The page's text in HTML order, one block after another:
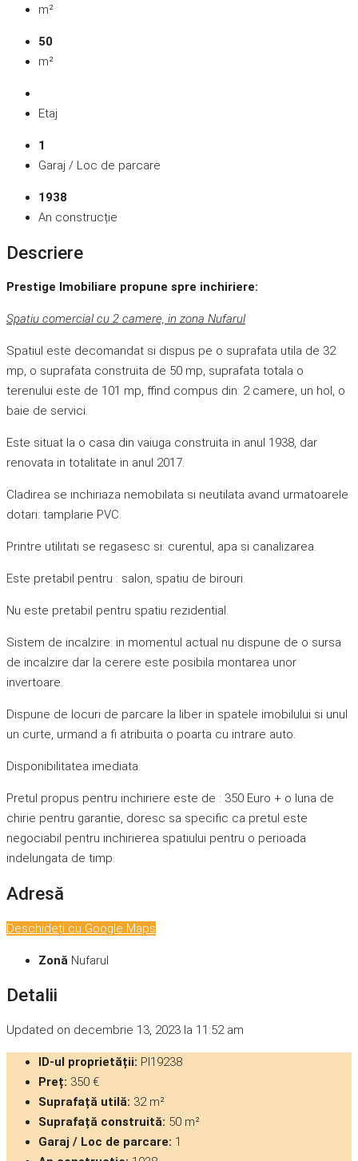
m²
50
m²
Etaj
1
Garaj / Loc de parcare
1938
An construcție
Descriere
Prestige Imobiliare propune spre inchiriere:
Spatiu comercial cu 2 camere, in zona Nufarul
Spatiul este decomandat si dispus pe o suprafata utila de 32
mp, o suprafata construita de 50 mp, suprafata totala o
terenului este de 101 mp, ffind compus din: 2 camere, un hol, o
baie de servici.
Este situat la o casa din vaiuga construita in anul 1938, dar
renovata in totalitate in anul 2017.
Cladirea se inchiriaza nemobilata si neutilata avand urmatoarele
dotari: tamplarie PVC.
Printre utilitati se regasesc si: curentul, apa si canalizarea.
Este pretabil pentru : salon, spatiu de birouri.
Nu este pretabil pentru spatiu rezidential.
Sistem de incalzire: in momentul actual nu dispune de o sursa
de incalzire dar la cerere este posibila montarea unor
invertoare.
Dispune de locuri de parcare la liber in spatele imobilului si unul
un curte, urmand a fi atribuita o poarta cu intrare auto.
Disponibilitatea imediata.
Pretul propus pentru inchiriere este de : 350 Euro + o luna de
chirie pentru garantie, doresc sa specific ca pretul este
negociabil pentru inchirierea spatiului pentru o perioada
indelungata de timp.
Adresă
Deschideți cu Google Maps
Zonă Nufarul
Detalii
Updated on decembrie 13, 2023 la 11:52 am
ID-ul proprietății: PI19238
Preț: 350 €
Suprafață utilă: 32 m²
Suprafață construită: 50 m²
Garaj / Loc de parcare: 1